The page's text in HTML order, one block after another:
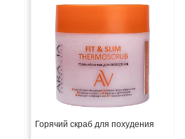
Горячий скраб для похудения